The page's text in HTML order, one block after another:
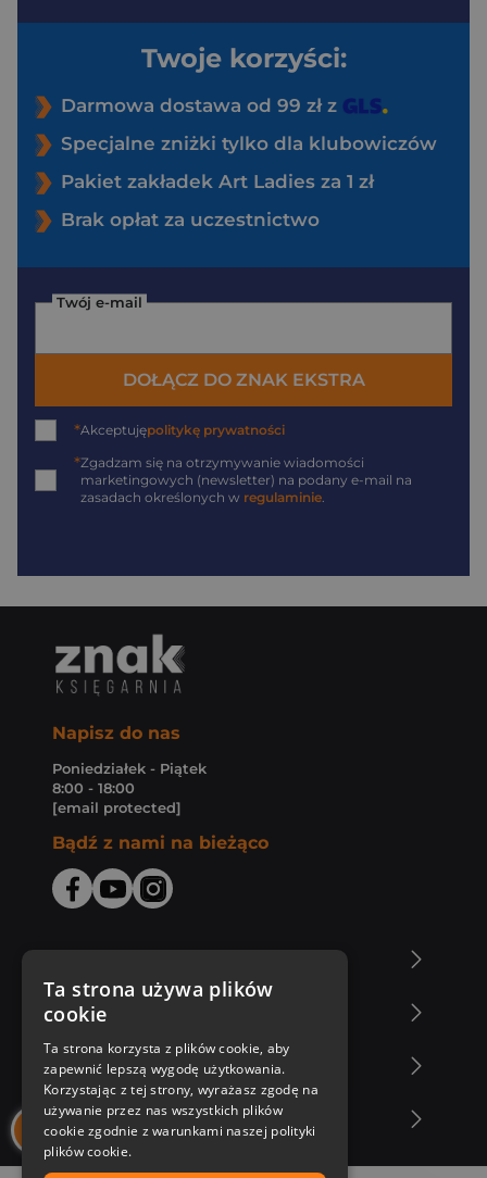
Twoje korzyści:
Darmowa dostawa od 99 zł z
Specjalne zniżki tylko dla klubowiczów
Pakiet zakładek Art Ladies za 1 zł
Brak opłat za uczestnictwo
Twój e-mail
DOŁĄCZ DO ZNAK EKSTRA
*Akceptujępolitykę prywatności
*Zgadzam się na otrzymywanie wiadomości
marketingowych (newsletter) na podany e-mail na
zasadach określonych w regulaminie.
Napisz do nas
Poniedziałek - Piątek
8:00 - 18:00
[email protected]
Bądź z nami na bieżąco
Zakupy u nas
Nasza oferta
Nasi autorzy
Ta strona używa plików
cookie
Ta strona korzysta z plików cookie, aby
zapewnić lepszą wygodę użytkowania.
Korzystając z tej strony, wyrażasz zgodę na
używanie przez nas wszystkich plików
cookie zgodnie z warunkami naszej polityki
plików cookie.